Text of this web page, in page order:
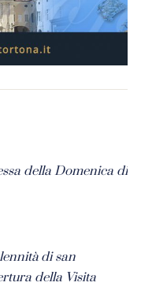
della Domenica di
di san
della Visita